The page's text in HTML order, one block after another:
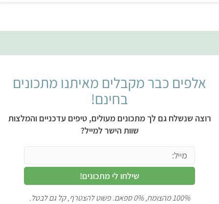
אלפים כבר מקבלים מאיתנו מתכונים
בחינם!
רוצה שנשלח גם לך מתכונים מעולים, טיפים עדכניים והמלצות
שוות הישר למייל?
שילחו לי מתכונים!
100% מהצומח, 0% ספאם. פשוט להצטרף, קל גם לבטל.